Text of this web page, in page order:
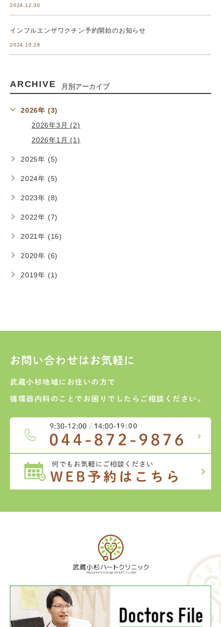
2024.12.30
インフルエンザワクチン予約開始のお知らせ
2024.10.28
ARCHIVE 月別アーカイブ
2026年 (3)
2026年3月 (2)
2026年1月 (1)
2025年 (5)
2024年 (5)
2023年 (8)
2022年 (7)
2021年 (16)
2020年 (6)
2019年 (1)
お問い合わせはお気軽に
武蔵小杉地域にお住いの方で
循環器内科のことでお困りでしたらご相談ください。